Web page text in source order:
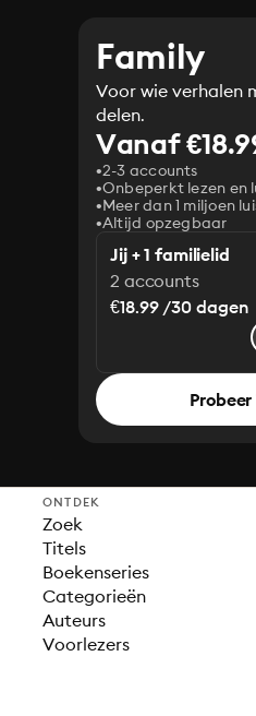
Family
Voor wie verhalen
delen.
Vanaf
2-3 accounts
Onbeperkt lezen en
Meer dan 1 miljoen
Altijd opzegbaar
Jij + 1 familielid
2 accounts
€18.99 /30 dagen
ONTDEK
Zoek
Titels
Boekenseries
Categorieën
Auteurs
Voorlezers